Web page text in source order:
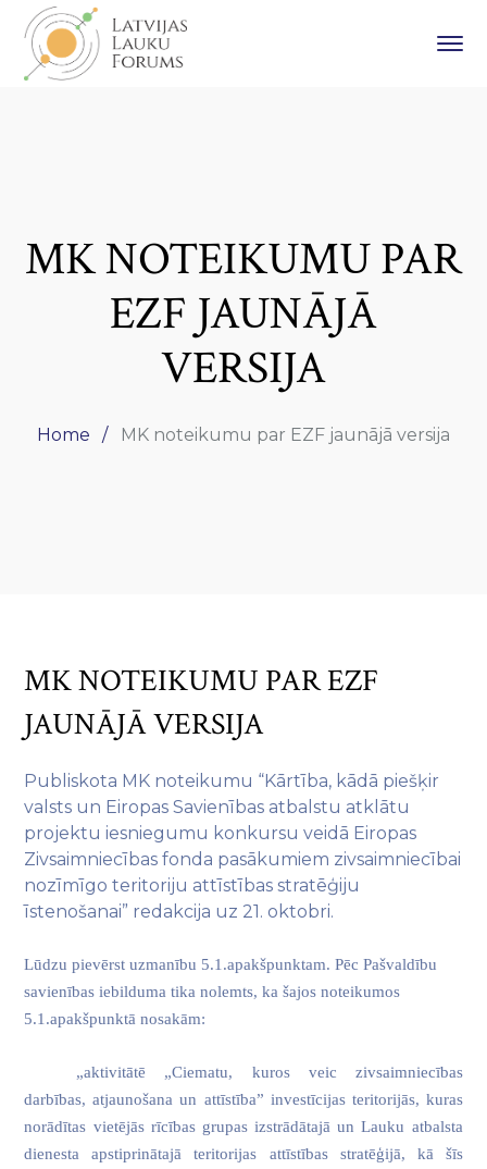
MK NOTEIKUMU PAR
EZF JAUNĀJĀ
VERSIJA
Home MK noteikumu par EZF jaunājā versija
MK NOTEIKUMU PAR EZF
JAUNĀJĀ VERSIJA
Publiskota MK noteikumu “Kārtība, kādā piešķir
valsts un Eiropas Savienības atbalstu atklātu
projektu iesniegumu konkursu veidā Eiropas
Zivsaimniecības fonda pasākumiem zivsaimniecībai
nozīmīgo teritoriju attīstības stratēģiju
īstenošanai” redakcija uz 21. oktobri.
Lūdzu pievērst uzmanību 5.1.apakšpunktam. Pēc Pašvaldību
savienības iebilduma tika nolemts, ka šajos noteikumos
5.1.apakšpunktā nosakām:
„aktivitātē „Ciematu, kuros veic zivsaimniecības
darbības, atjaunošana un attīstība” investīcijas teritorijās, kuras
norādītas vietējās rīcības grupas izstrādātajā un Lauku atbalsta
dienesta apstiprinātajā teritorijas attīstības stratēģijā, kā šīs